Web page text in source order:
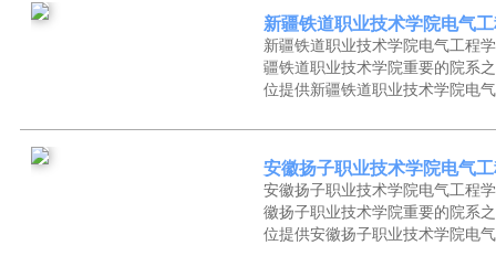
新疆铁道职业技术学院电气
新疆铁道职业技术学院电气工程
疆铁道职业技术学院重要的院系
位提供新疆铁道职业技术学院电
安徽扬子职业技术学院电气
安徽扬子职业技术学院电气工程
徽扬子职业技术学院重要的院系
位提供安徽扬子职业技术学院电